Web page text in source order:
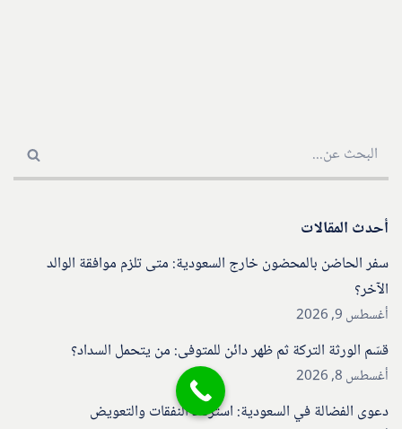
أحدث المقالات
سفر الحاضن بالمحضون خارج السعودية: متى تلزم موافقة الوالد
الآخر؟
أغسطس 9, 2026
قسّم الورثة التركة ثم ظهر دائن للمتوفى: من يتحمل السداد؟
أغسطس 8, 2026
دعوى الفضالة في السعودية: استرداد النفقات والتعويض